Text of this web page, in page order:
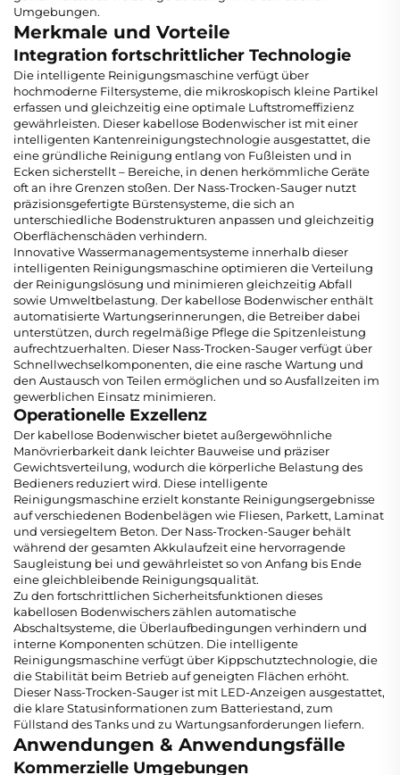
Umgebungen.
Merkmale und Vorteile
Integration fortschrittlicher Technologie
Die intelligente Reinigungsmaschine verfügt über
hochmoderne Filtersysteme, die mikroskopisch kleine Partikel
erfassen und gleichzeitig eine optimale Luftstromeffizienz
gewährleisten. Dieser kabellose Bodenwischer ist mit einer
intelligenten Kantenreinigungstechnologie ausgestattet, die
eine gründliche Reinigung entlang von Fußleisten und in
Ecken sicherstellt – Bereiche, in denen herkömmliche Geräte
oft an ihre Grenzen stoßen. Der Nass-Trocken-Sauger nutzt
präzisionsgefertigte Bürstensysteme, die sich an
unterschiedliche Bodenstrukturen anpassen und gleichzeitig
Oberflächenschäden verhindern.
Innovative Wassermanagementsysteme innerhalb dieser
intelligenten Reinigungsmaschine optimieren die Verteilung
der Reinigungslösung und minimieren gleichzeitig Abfall
sowie Umweltbelastung. Der kabellose Bodenwischer enthält
automatisierte Wartungserinnerungen, die Betreiber dabei
unterstützen, durch regelmäßige Pflege die Spitzenleistung
aufrechtzuerhalten. Dieser Nass-Trocken-Sauger verfügt über
Schnellwechselkomponenten, die eine rasche Wartung und
den Austausch von Teilen ermöglichen und so Ausfallzeiten im
gewerblichen Einsatz minimieren.
Operationelle Exzellenz
Der kabellose Bodenwischer bietet außergewöhnliche
Manövrierbarkeit dank leichter Bauweise und präziser
Gewichtsverteilung, wodurch die körperliche Belastung des
Bedieners reduziert wird. Diese intelligente
Reinigungsmaschine erzielt konstante Reinigungsergebnisse
auf verschiedenen Bodenbelägen wie Fliesen, Parkett, Laminat
und versiegeltem Beton. Der Nass-Trocken-Sauger behält
während der gesamten Akkulaufzeit eine hervorragende
Saugleistung bei und gewährleistet so von Anfang bis Ende
eine gleichbleibende Reinigungsqualität.
Zu den fortschrittlichen Sicherheitsfunktionen dieses
kabellosen Bodenwischers zählen automatische
Abschaltsysteme, die Überlaufbedingungen verhindern und
interne Komponenten schützen. Die intelligente
Reinigungsmaschine verfügt über Kippschutztechnologie, die
die Stabilität beim Betrieb auf geneigten Flächen erhöht.
Dieser Nass-Trocken-Sauger ist mit LED-Anzeigen ausgestattet,
die klare Statusinformationen zum Batteriestand, zum
Füllstand des Tanks und zu Wartungsanforderungen liefern.
Anwendungen & Anwendungsfälle
Kommerzielle Umgebungen